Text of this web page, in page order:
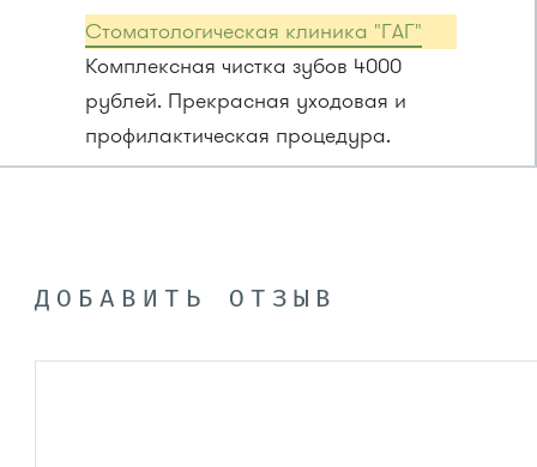
Стоматологическая клиника "ГАГ"
Комплексная чистка зубов 4000
рублей. Прекрасная уходовая и
профилактическая процедура.
ДОБАВИТЬ ОТЗЫВ